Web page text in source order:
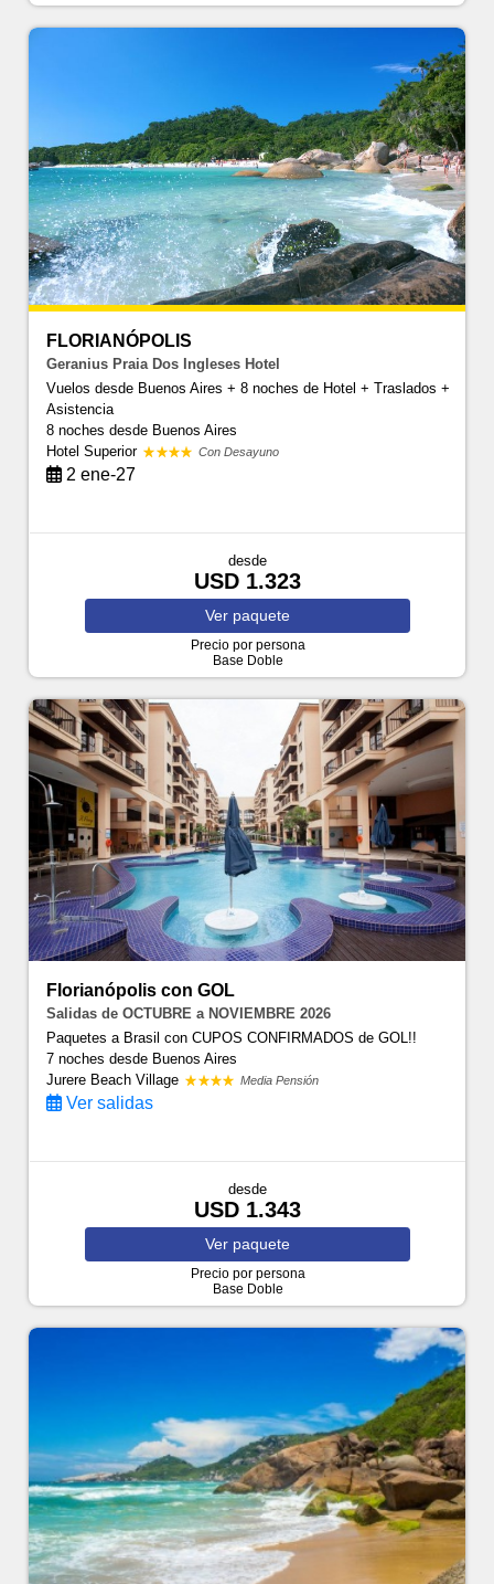
FLORIANÓPOLIS
Geranius Praia Dos Ingleses Hotel
Vuelos desde Buenos Aires + 8 noches de Hotel + Traslados +
Asistencia
8 nochesdesde Buenos Aires
Hotel Superior
Con Desayuno
2 ene-27
desde
USD 1.323
Ver paquete
Precio por persona
Base Doble
Florianópolis con GOL
Salidas de OCTUBRE a NOVIEMBRE 2026
Paquetes a Brasil con CUPOS CONFIRMADOS de GOL!!
7 nochesdesde Buenos Aires
Jurere Beach Village
Media Pensión
Ver salidas
desde
USD 1.343
Ver paquete
Precio por persona
Base Doble